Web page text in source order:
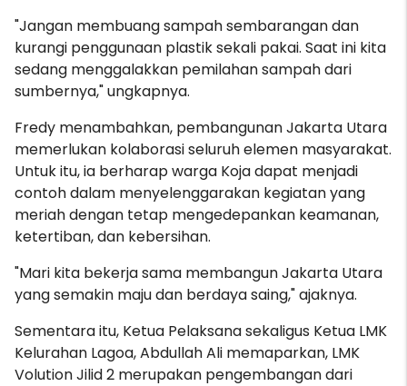
"Jangan membuang sampah sembarangan dan
kurangi penggunaan plastik sekali pakai. Saat ini kita
sedang menggalakkan pemilahan sampah dari
sumbernya," ungkapnya.
Fredy menambahkan, pembangunan Jakarta Utara
memerlukan kolaborasi seluruh elemen masyarakat.
Untuk itu, ia berharap warga Koja dapat menjadi
contoh dalam menyelenggarakan kegiatan yang
meriah dengan tetap mengedepankan keamanan,
ketertiban, dan kebersihan.
"Mari kita bekerja sama membangun Jakarta Utara
yang semakin maju dan berdaya saing," ajaknya.
Sementara itu, Ketua Pelaksana sekaligus Ketua LMK
Kelurahan Lagoa, Abdullah Ali memaparkan, LMK
Volution Jilid 2 merupakan pengembangan dari